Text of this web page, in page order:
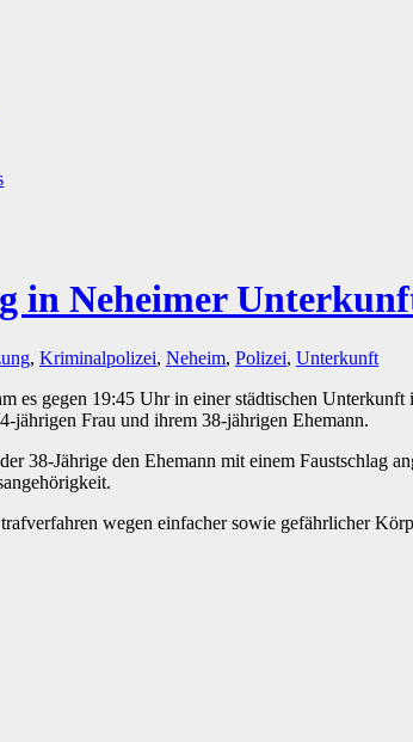
in Neheimer
, Kriminalpolizei, Neheim, Polizei, Unterkunft
es gegen 19:45 Uhr in einer städtischen
jährigen Frau und ihrem 38-jährigen Ehemann.
38-Jährige den Ehemann mit einem
wegen einfacher sowie gefährlicher